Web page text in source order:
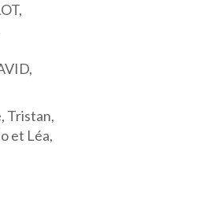
Tristan,
et Léa,